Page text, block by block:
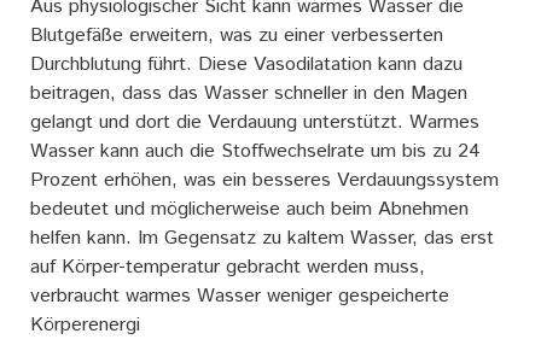
Aus physiologischer Sicht kann warmes Wasser die
Blutgefäße erweitern, was zu einer verbesserten
Durchblutung führt. Diese Vasodilatation kann dazu
beitragen, dass das Wasser schneller in den Magen
gelangt und dort die Verdauung unterstützt. Warmes
Wasser kann auch die Stoffwechselrate um bis zu 24
Prozent erhöhen, was ein besseres Verdauungssystem
bedeutet und möglicherweise auch beim Abnehmen
helfen kann. Im Gegensatz zu kaltem Wasser, das erst
auf Körper-temperatur gebracht werden muss,
verbraucht warmes Wasser weniger gespeicherte
Körperenergi